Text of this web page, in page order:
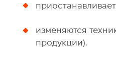
изменяются
продукции).